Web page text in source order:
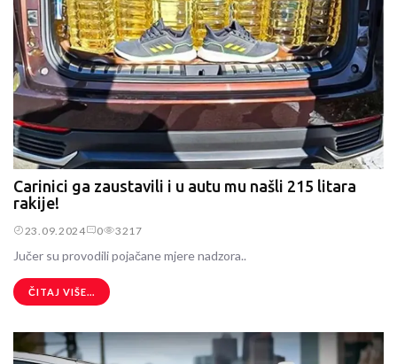
Carinici ga zaustavili i u autu mu našli 215 litara
rakije!
23.09.2024 0 3217
Jučer su provodili pojačane mjere nadzora..
ČITAJ VIŠE...